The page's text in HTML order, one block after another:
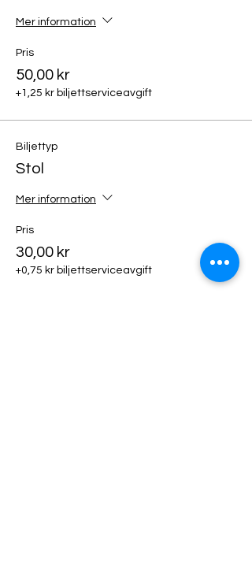
Mer information
Pris
50,00 kr
+1,25 kr biljettserviceavgift
Biljettyp
Stol
Mer information
Pris
30,00 kr
+0,75 kr biljettserviceavgift